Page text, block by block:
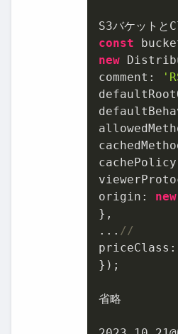
const
new
comment:
origin: new
},
... //
priceClass:
});
省略